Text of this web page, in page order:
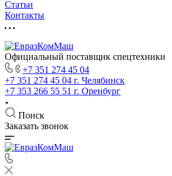
Статьи
Контакты
Официальный поставщик спецтехники
+7 351 274 45 04
+7 351 274 45 04 г. Челябинск
+7 353 266 55 51 г. Оренбург
Поиск
Заказать звонок